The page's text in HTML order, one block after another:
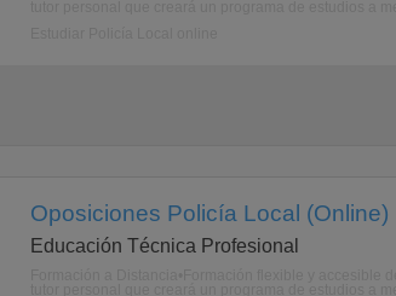
Oposiciones Policía Local (Online)
Educación Técnica Profesional